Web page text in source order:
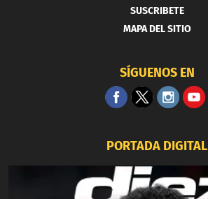
SUSCRIBETE
MAPA DEL SITIO
SÍGUENOS EN
PORTADA DIGITAL